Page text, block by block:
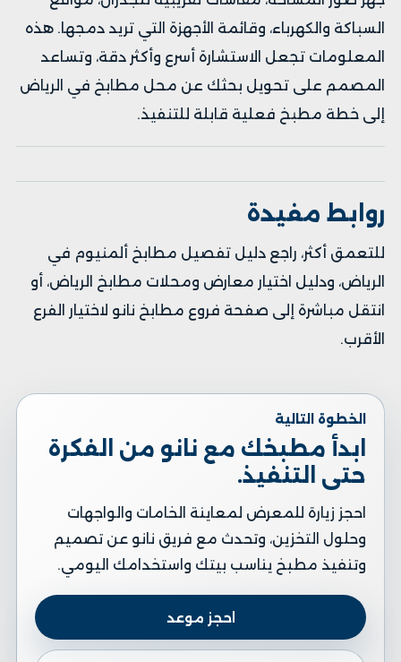
السباكة والكهرباء، وقائمة الأجهزة التي تريد دمجها. هذه
المعلومات تجعل الاستشارة أسرع وأكثر دقة، وتساعد
المصمم على تحويل بحثك عن محل مطابخ في الرياض
إلى خطة مطبخ فعلية قابلة للتنفيذ.
روابط مفيدة
للتعمق أكثر، راجعدليل تفصيل مطابخ ألمنيوم في
الرياض، ودليل اختيار معارض ومحلات مطابخ الرياض، أو
انتقل مباشرة إلى صفحة فروع مطابخ نانو لاختيار الفرع
الأقرب.
الخطوة التالية
ابدأ مطبخك مع نانو من الفكرة
حتى التنفيذ.
احجز زيارة للمعرض لمعاينة الخامات والواجهات
وحلول التخزين، وتحدث مع فريق نانو عن تصميم
وتنفيذ مطبخ يناسب بيتك واستخدامك اليومي.
احجز موعد